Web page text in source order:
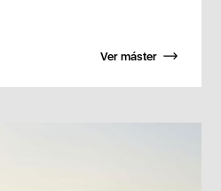
Ver máster